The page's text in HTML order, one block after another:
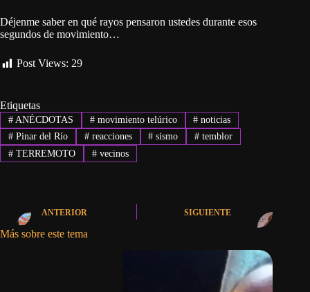
Déjenme saber en qué rayos pensaron ustedes durante esos
segundos de movimiento…
Post Views: 29
Etiquetas
#ANÉCDOTAS #movimiento telúrico # noticias
#Pinar del Río #reacciones # sismo # temblor
#TERREMOTO #vecinos
ANTERIOR SIGUIENTE
Más sobre este tema